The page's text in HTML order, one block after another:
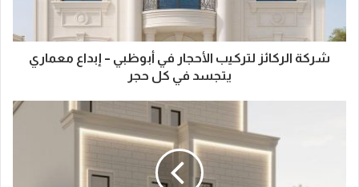
شركة الركائز لتركيب الأحجار في أبوظبي – إبداع معماري
يتجسد في كل حجر